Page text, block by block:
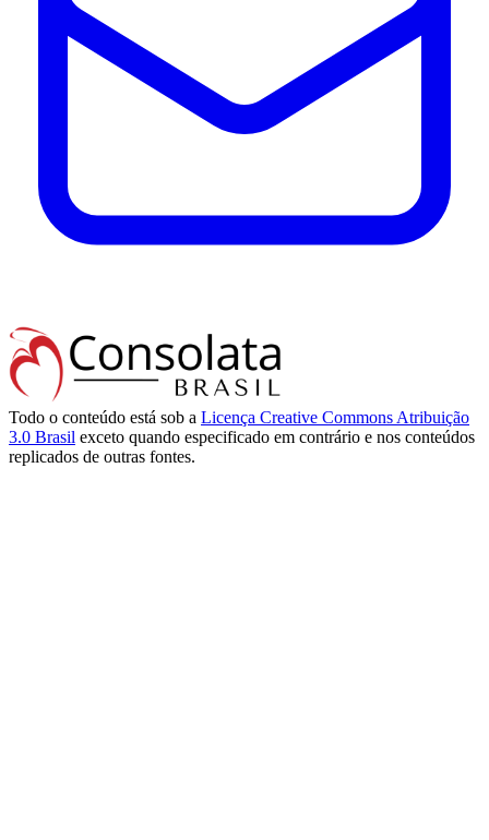
Todo o conteúdo está sob a Licença Creative Commons Atribuição
3.0 Brasil exceto quando especificado em contrário e nos conteúdos
replicados de outras fontes.